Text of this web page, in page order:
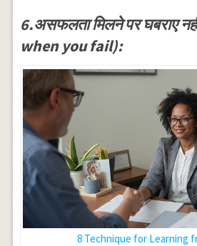
6.असफलता मिलने पर घबराए
when you fail):
8 Technique for Learning